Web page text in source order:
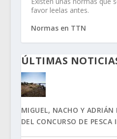
favor leelas antes.
Normas en TTN
ÚLTIMAS
MIGUEL, NACHO Y
DEL CONCURSO DE